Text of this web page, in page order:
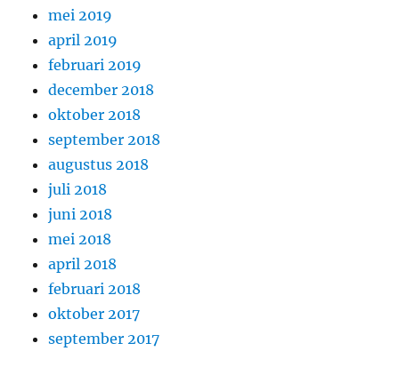
mei 2019
april 2019
februari 2019
december 2018
oktober 2018
september 2018
augustus 2018
juli 2018
juni 2018
mei 2018
april 2018
februari 2018
oktober 2017
september 2017